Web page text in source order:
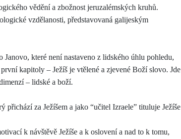
vědění a zbožnost jeruzalémských kruhů.
vzdělanosti, představovaná galijeským
které není nastaveno z lidského úhlu pohledu,
kapitoly – Ježíš je vtělené a zjevené Boží slovo. Jde
– lidské a boží.
za Ježíšem a jako “učitel Izraele” tituluje Ježíše
k návštěvě Ježíše a k oslovení a nad to k tomu,